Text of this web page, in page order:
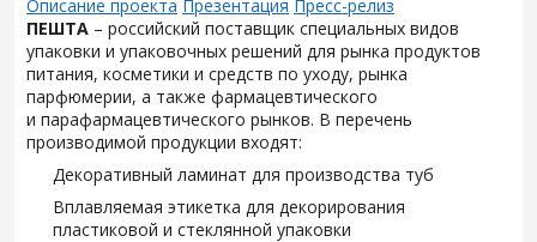
Описание проекта Презентация Пресс-релиз
ПЕШТА – российский поставщик специальных видов
упаковки и упаковочных решений для рынка продуктов
питания, косметики и средств по уходу, рынка
парфюмерии, а также фармацевтического
и парафармацевтического рынков. В перечень
производимой продукции входят:
Декоративный ламинат для производства туб
Вплавляемая этикетка для декорирования
пластиковой и стеклянной упаковки